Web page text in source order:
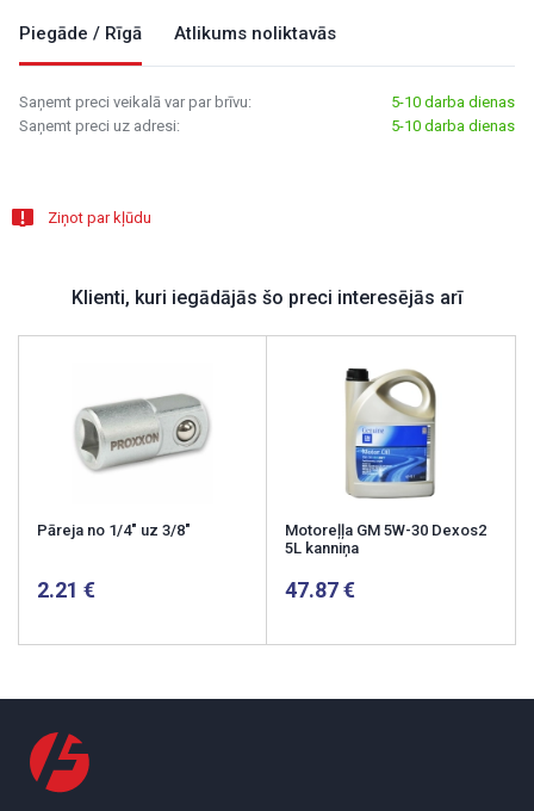
Piegāde / Rīgā Atlikums noliktavās
Saņemt preci veikalā var par brīvu:
5-10 darba dienas
Saņemt preci uz adresi:
5-10 darba dienas
Ziņot par kļūdu
Klienti, kuri iegādājās šo preci interesējās arī
Pāreja no 1/4" uz 3/8"
2.21
Motoreļļa GM 5W-30 Dexos2
5L kanniņa
47.87